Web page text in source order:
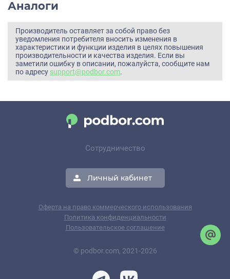
Аналоги
Производитель оставляет за собой право без
уведомления потребителя вносить изменения в
характеристики и функции изделия в целях повышения
производительности и качества изделия. Если вы
заметили ошибку в описании, пожалуйста, сообщите нам
по адресу support@podbor.com.
Сотрудничество
Личный кабинет
Оферта на право коммерческого использования
Политика конфиденциальности
Пользовательское соглашение
© podbor.com, 2021-2026